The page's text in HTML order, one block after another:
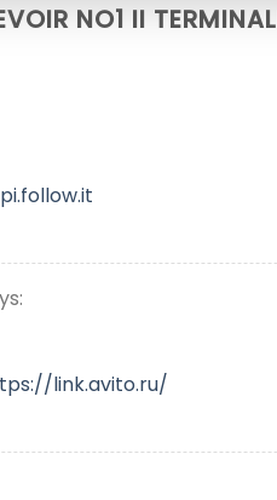
NO1 II
link.avito.ru/